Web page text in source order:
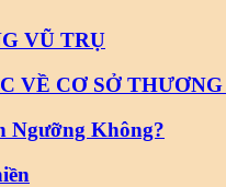
VŨ TRỤ
VỀ CƠ SỞ
Ngưỡng Không?